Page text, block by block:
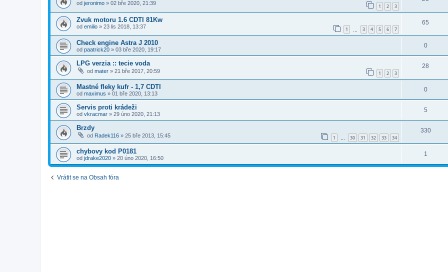
od jeronimo » 02 bře 2020, 21:39 1 2 3
Zvuk motoru 1.6 CDTI 81Kw
od emilio » 23 lis 2018, 13:37 1 3 4 5 6 7
65
Check engine Astra J 2010
od paatrick20 » 03 bře 2020, 19:17
0
LPG verzia :: tecie voda
od mater » 21 bře 2017, 20:59 1 2 3
28
Mastné fleky kufr - 1,7 CDTI
od maximus » 01 bře 2020, 13:13
0
Servis proti krádeži
od vkracmar » 29 úno 2020, 21:13
5
Brzdy
od Radek116 » 25 bře 2013, 15:45 1 … 30 31 32 33 34
330
chybovy kod P0181
od jdrake2020 » 20 úno 2020, 16:50
1
Vrátit se na Obsah fóra